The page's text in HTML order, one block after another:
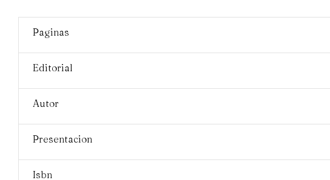
Paginas
Editorial
Autor
Presentacion
Isbn